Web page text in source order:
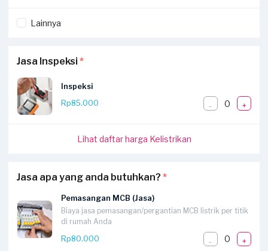
Lainnya
Jasa Inspeksi*
Inspeksi
Rp85.000
- 0 +
Lihat daftar harga Kelistrikan
Jasa apa yang anda butuhkan? *
Pemasangan MCB (Jasa)
Biaya jasa pemasangan/pergantian MCB listrik per titik
di rumah Anda
Rp80.000
- 0 +